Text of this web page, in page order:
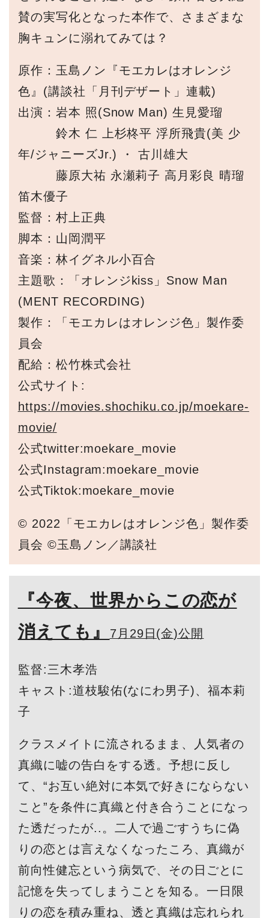
賛の実写化となった本作で、さまざまな
胸キュンに溺れてみては？
原作：玉島ノン『モエカレはオレンジ
色』(講談社「月刊デザート」連載)
出演：岩本 照(Snow Man) 生見愛瑠
鈴木 仁 上杉柊平 浮所飛貴(美 少
年/ジャニーズJr.) ・ 古川雄大
藤原大祐 永瀬莉子 高月彩良 晴瑠
笛木優子
監督：村上正典
脚本：山岡潤平
音楽：林イグネル小百合
主題歌：「オレンジkiss」Snow Man
(MENT RECORDING)
製作：「モエカレはオレンジ色」製作委
員会
配給：松竹株式会社
公式サイト:
https://movies.shochiku.co.jp/moekare-
movie/
公式twitter:moekare_movie
公式Instagram:moekare_movie
公式Tiktok:moekare_movie
© 2022「モエカレはオレンジ色」製作委
員会 ©玉島ノン／講談社
『今夜、世界からこの恋が
消えても』
7月29日(金)公開
監督:三木孝浩
キャスト:道枝駿佑(なにわ男子)、福本莉
子
クラスメイトに流されるまま、人気者の
真織に嘘の告白をする透。予想に反し
て、“お互い絶対に本気で好きにならない
こと”を条件に真織と付き合うことになっ
た透だったが..。二人で過ごすうちに偽
りの恋とは言えなくなったころ、真織が
前向性健忘という病気で、その日ごとに
記憶を失ってしまうことを知る。一日限
りの恋を積み重ね、透と真織は忘れられ